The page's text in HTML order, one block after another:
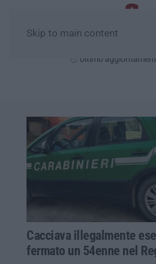
Skip to main content
Ultimo
Cacciava illegalmente
fermato un 54enne nel